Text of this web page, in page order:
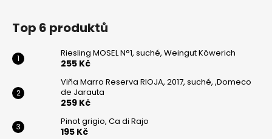
Top 6 produktů
Riesling MOSEL N°1, suché, Weingut Köwerich
255 Kč
Viňa Marro Reserva RIOJA, 2017, suché, ,Domeco
de Jarauta
259 Kč
Pinot grigio, Ca di Rajo
195 Kč